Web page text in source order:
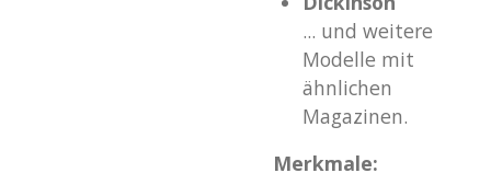
... und weitere
Modelle mit
ähnlichen
Magazinen.
Merkmale: